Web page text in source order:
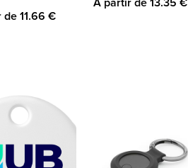
de 11.66 €
A partir de 13.35 €